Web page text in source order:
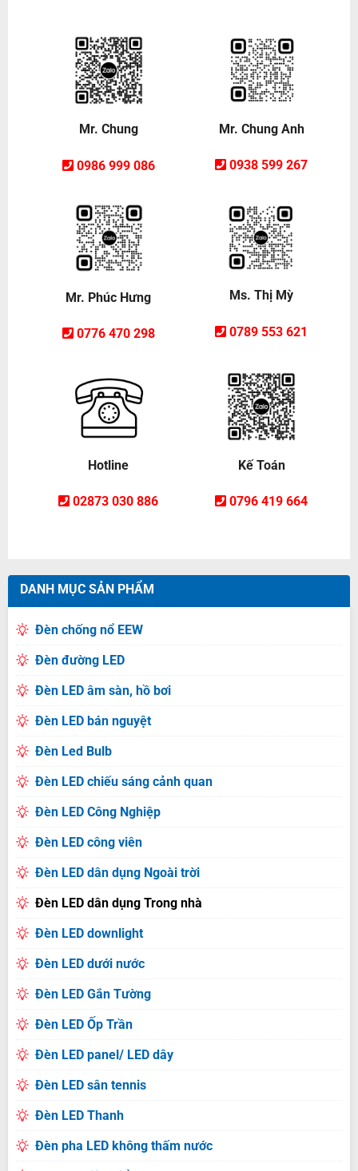
Mr. Chung
0986 999 086
Mr. Chung Anh
0938 599 267
Mr. Phúc Hưng
0776 470 298
Ms. Thị Mỳ
0789 553 621
Hotline
02873 030 886
Kế Toán
0796 419 664
DANH MỤC SẢN PHẨM
Đèn chống nổ EEW
Đèn đường LED
Đèn LED âm sàn, hồ bơi
Đèn LED bán nguyệt
Đèn Led Bulb
Đèn LED chiếu sáng cảnh quan
Đèn LED Công Nghiệp
Đèn LED công viên
Đèn LED dân dụng Ngoài trời
Đèn LED dân dụng Trong nhà
Đèn LED downlight
Đèn LED dưới nước
Đèn LED Gắn Tường
Đèn LED Ốp Trần
Đèn LED panel/ LED dây
Đèn LED sân tennis
Đèn LED Thanh
Đèn pha LED không thấm nước